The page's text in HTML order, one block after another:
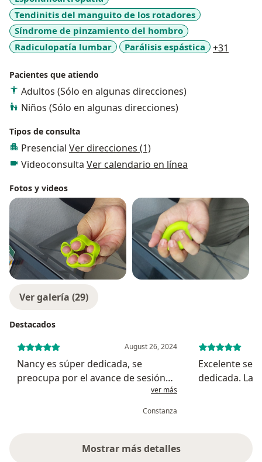
Tendinitis del manguito de los rotadores
Síndrome de pinzamiento del hombro
Radiculopatía lumbar
Parálisis espástica +31
Pacientes que atiendo
Adultos (Sólo en algunas direcciones)
Niños (Sólo en algunas direcciones)
Tipos de consulta
Presencial Ver direcciones (1)
Videoconsulta Ver calendario en línea
Fotos y videos
Ver galería (29)
Destacados
August 26, 2024
Nancy es súper dedicada, se
preocupa por el avance de sesión
recomendaciones útiles para
ver más
Constanza
Excelente
dedicada. La
Mostrar más detalles
sobre la experiencia